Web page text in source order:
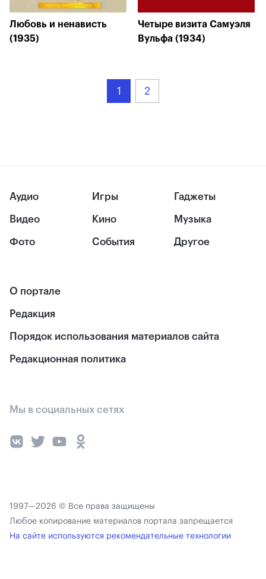
Любовь и ненависть
(1935)
Четыре визита Самуэля
Вульфа (1934)
1 2
Аудио
Видео
Фото
Игры
Кино
События
Гаджеты
Музыка
Другое
О портале
Редакция
Порядок использования материалов сайта
Редакционная политика
Мы в социальных сетях
1997—2026 © Все права защищены
Любое копирование материалов портала запрещается
На сайте используются рекомендательные технологии